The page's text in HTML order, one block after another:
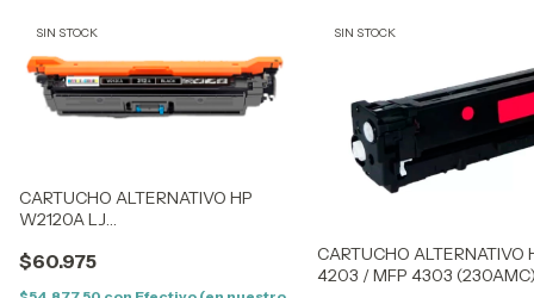
SIN STOCK
CARTUCHO ALTERNATIVO HP
W2120A LJ
BLACK (5,5K) SIN CHIP
$60.975
SIN STOCK
CARTUCHO
4203 / MFP 4303